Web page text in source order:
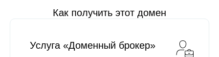
Как получить этот домен
Услуга «Доменный брокер»